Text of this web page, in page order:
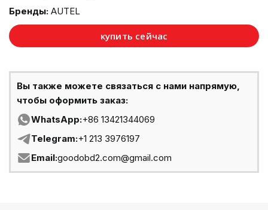
Бренды: AUTEL
купить сейчас
Вы также можете связаться с нами напрямую,
чтобы оформить заказ:
WhatsApp:+86 13421344069
Telegram:+1 213 3976197
Email:goodobd2.com@gmail.com